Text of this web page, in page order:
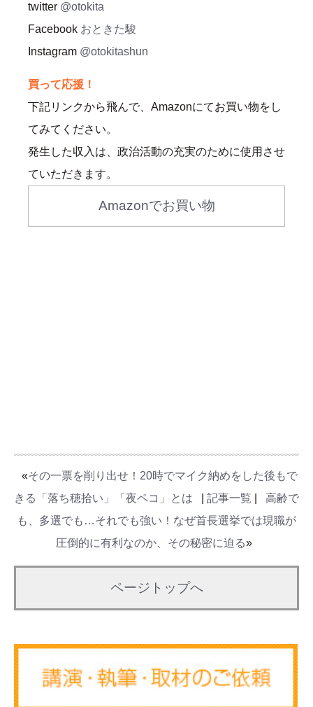
twitter @otokita
Facebook おときた駿
Instagram @otokitashun
買って応援！
下記リンクから飛んで、Amazonにてお買い物をし
てみてください。
発生した収入は、政治活動の充実のために使用させ
ていただきます。
Amazonでお買い物
«その一票を削り出せ！20時でマイク納めをした後もで
きる「落ち穂拾い」「夜ペコ」とは
記事一覧
高齢で
も、多選でも…それでも強い！なぜ首長選挙では現職が
圧倒的に有利なのか、その秘密に迫る»
ページトップへ